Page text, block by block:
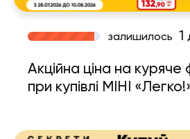
залишилось 1
Акційна ціна на куряче
при купівлі МІНІ